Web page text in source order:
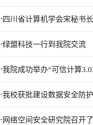
. 四川省计算机学会宋秘书
.绿盟科技一行到我院交流
.我院成功举办“可信计算
.我校获批建设数据安全防
. 网络空间安全研究院召开